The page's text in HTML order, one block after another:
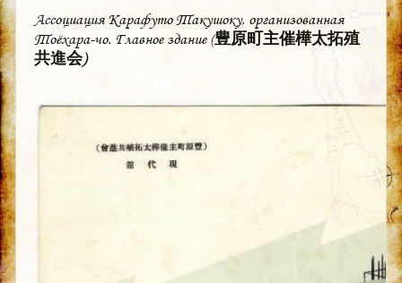
Ассоциация Карафуто Такушоку, организованная
Тоёхара-чо. Главное здание (豊原町主催樺太拓殖
共進会)